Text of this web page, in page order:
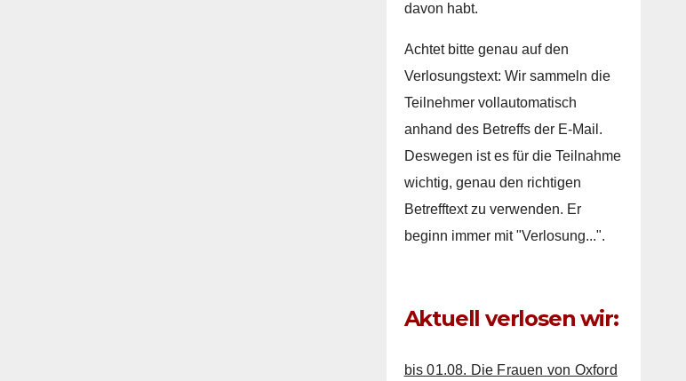
davon habt.
Achtet bitte genau auf den
Verlosungstext: Wir sammeln die
Teilnehmer vollautomatisch
anhand des Betreffs der E-Mail.
Deswegen ist es für die Teilnahme
wichtig, genau den richtigen
Betrefftext zu verwenden. Er
beginn immer mit "Verlosung...".
Aktuell verlosen wir:
bis 01.08. Die Frauen von Oxford